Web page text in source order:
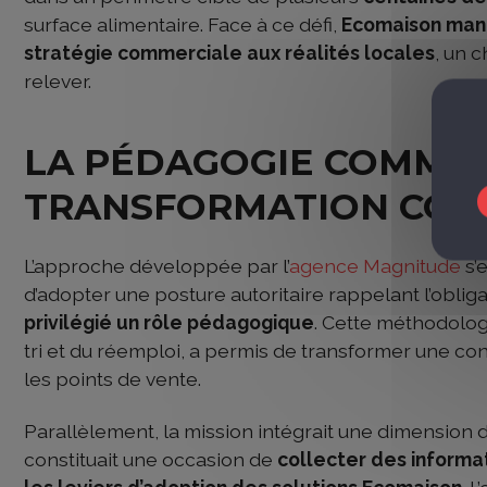
surface alimentaire. Face à ce défi, Ecomaison
stratégie commerciale aux réalités locales , un
relever.
LA PÉDAGOGIE
TRANSFORMATION
L’approche développée par l’agence Magnitude
d’adopter une posture autoritaire rappelant
privilégié un rôle pédagogique. Cette
tri et du réemploi, a permis de transformer une
les points de vente.
Parallèlement, la mission intégrait une dimension
constituait une occasion de collecter des